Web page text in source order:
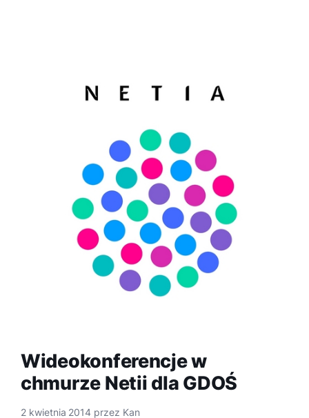
Wideokonferencje w
chmurze Netii dla GDOŚ
2 kwietnia 2014 przez Kan